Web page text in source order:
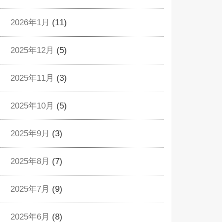
2026年1月 (11)
2025年12月 (5)
2025年11月 (3)
2025年10月 (5)
2025年9月 (3)
2025年8月 (7)
2025年7月 (9)
2025年6月 (8)